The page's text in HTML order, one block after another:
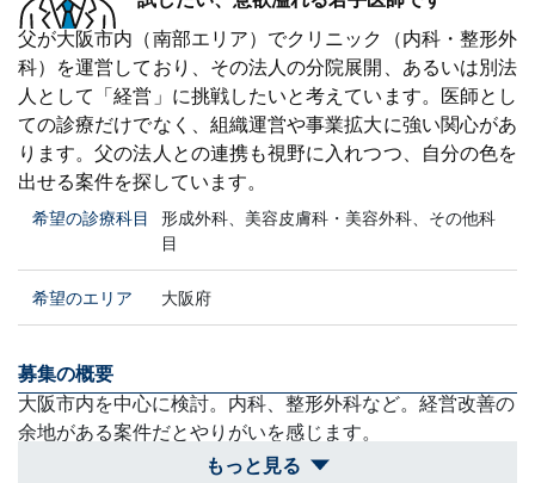
父が大阪市内（南部エリア）でクリニック（内科・整形外
科）を運営しており、その法人の分院展開、あるいは別法
人として「経営」に挑戦したいと考えています。医師とし
ての診療だけでなく、組織運営や事業拡大に強い関心があ
ります。父の法人との連携も視野に入れつつ、自分の色を
出せる案件を探しています。
希望の診療科目
形成外科、美容皮膚科・美容外科、その他科
目
希望のエリア 大阪府
募集の概要
大阪市内を中心に検討。内科、整形外科など。経営改善の
余地がある案件だとやりがいを感じます。
もっと見る